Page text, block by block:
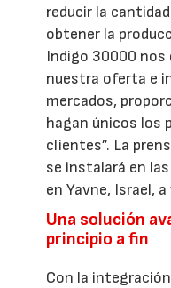
reducir la
obtener la
Indigo 30000 nos
nuestra oferta e
mercados,
hagan únicos los
clientes”. La
se instalará en
en Yavne, Israel,
Una solución
principio a fin
Con la